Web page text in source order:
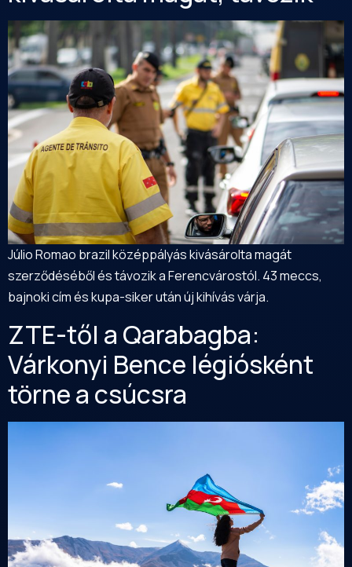
Júlio Romao brazil középpályás kivásárolta magát
szerződéséből és távozik a Ferencvárostól. 43 meccs,
bajnoki cím és kupa-siker után új kihívás várja.
ZTE-től a Qarabagba:
Várkonyi Bence légiósként
törne a csúcsra